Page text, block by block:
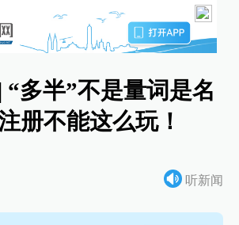
“多半”不是量词是名
册不能这么玩！
听新闻